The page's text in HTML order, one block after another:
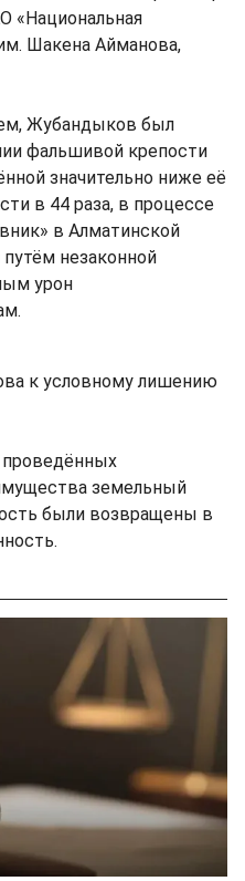
«Национальная
Шакена Айманова,
Жубандыков был
фальшивой крепости
значительно ниже её
в 44 раза, в процессе
в Алматинской
незаконной
урон
к условному лишению
земельный
были возвращены в